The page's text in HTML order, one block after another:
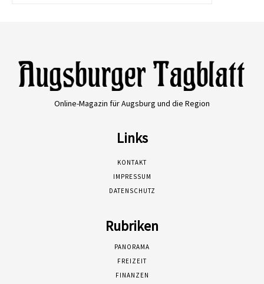
Online-Magazin für Augsburg und die Region
Links
KONTAKT
IMPRESSUM
DATENSCHUTZ
Rubriken
PANORAMA
FREIZEIT
FINANZEN